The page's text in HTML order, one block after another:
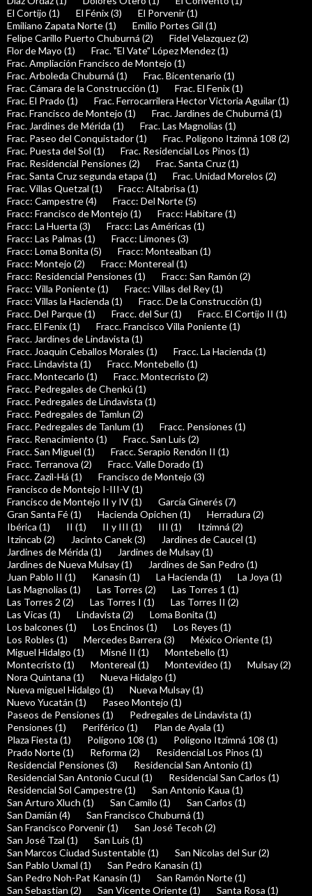
El Cortijo (1)
El Fénix (3)
El Porvenir (1)
Emiliano Zapata Norte (1)
Emilio Portes Gil (1)
Felipe Carillo Puerto Chuburná (2)
Fidel Velazquez (2)
Flor de Mayo (1)
Frac. "El Vate" López Mendez (1)
Frac. Ampliación Francisco de Montejo (1)
Frac. Arboleda Chuburná (1)
Frac. Bicentenario (1)
Frac. Cámara de la Construcción (1)
Frac. El Fenix (1)
Frac. El Prado (1)
Frac. Ferrocarrilera Hector Victoria Aguilar (1)
Frac. Francisco de Montejo (1)
Frac. Jardines de Chuburná (1)
Frac. Jardines de Mérida (1)
Frac. Las Magnolias (1)
Frac. Paseo del Conquistador (1)
Frac. Polígono Itzimná 108 (2)
Frac. Puesta del Sol (1)
Frac. Residencial Los Pinos (1)
Frac. Residencial Pensiones (2)
Frac. Santa Cruz (1)
Frac. Santa Cruz segunda etapa (1)
Frac. Unidad Morelos (2)
Frac. Villas Quetzal (1)
Fracc: Altabrisa (1)
Fracc: Campestre (4)
Fracc: Del Norte (5)
Fracc: Francisco de Montejo (1)
Fracc: Habitare (1)
Fracc: La Huerta (3)
Fracc: Las Américas (1)
Fracc: Las Palmas (1)
Fracc: Limones (3)
Fracc: Loma Bonita (5)
Fracc: Montealban (1)
Fracc: Montejo (2)
Fracc: Montereal (1)
Fracc: Residencial Pensiones (1)
Fracc: San Ramón (2)
Fracc: Villa Poniente (1)
Fracc: Villas del Rey (1)
Fracc: Villas la Hacienda (1)
Fracc. De la Construcción (1)
Fracc. Del Parque (1)
Fracc. del Sur (1)
Fracc. El Cortijo II (1)
Fracc. El Fenix (1)
Fracc. Francisco Villa Poniente (1)
Fracc. Jardines de Lindavista (1)
Fracc. Joaquin Ceballos Morales (1)
Fracc. La Hacienda (1)
Fracc. Lindavista (1)
Fracc. Montebello (1)
Fracc. Montecarlo (1)
Fracc. Montecristo (2)
Fracc. Pedregales de Chenkú (1)
Fracc. Pedregales de Lindavista (1)
Fracc. Pedregales de Tamlun (2)
Fracc. Pedregales de Tanlum (1)
Fracc. Pensiones (1)
Fracc. Renacimiento (1)
Fracc. San Luis (2)
Fracc. San Miguel (1)
Fracc. Serapio Rendón II (1)
Fracc. Terranova (2)
Fracc. Valle Dorado (1)
Fracc. Zazil-Há (1)
Francisco de Montejo (3)
Francisco de Montejo I-III-V (1)
Francisco de Montejo II y IV (1)
García Ginerés (7)
Gran Santa Fé (1)
Hacienda Opichen (1)
Herradura (2)
Ibérica (1)
II (1) II y III (1) III (1)
Itzimná (2)
Itzincab (2)
Jacinto Canek (3)
Jardines de Caucel (1)
Jardines de Mérida (1)
Jardines de Mulsay (1)
Jardines de Nueva Mulsay (1)
Jardines de San Pedro (1)
Juan Pablo II (1)
Kanasín (1) La Hacienda (1)
La Joya (1)
Las Magnolias (1)
Las Torres (2)
Las Torres 1 (1)
Las Torres 2 (2)
Las Torres I (1)
Las Torres II (2)
Las Vicas (1)
Lindavista (2)
Loma Bonita (1)
Los balcones (1)
Los Encinos (1)
Los Reyes (1)
Los Robles (1)
Mercedes Barrera (3)
México Oriente (1)
Miguel Hidalgo (1)
Misné II (1)
Montebello (1)
Montecristo (1)
Montereal (1) Montevideo (1)
Mulsay (2)
Nora Quintana (1)
Nueva Hidalgo (1)
Nueva miguel Hidalgo (1)
Nueva Mulsay (1)
Nuevo Yucatán (1)
Paseo Montejo (1)
Paseos de Pensiones (1)
Pedregales de Lindavista (1)
Pensiones (1)
Periférico (1)
Plan de Ayala (1)
Plaza Fiesta (1)
Polígono 108 (1)
Poligono Itzimná 108 (1)
Prado Norte (1)
Reforma (2)
Residencial Los Pinos (1)
Residencial Pensiones (3)
Residencial San Antonio (1)
Residencial San Antonio Cucul (1)
Residencial San Carlos (1)
Residencial Sol Campestre (1)
San Antonio Kaua (1)
San Arturo Xluch (1)
San Camilo (1)
San Carlos (1)
San Damián (4)
San Francisco Chuburná (1)
San Francisco Porvenir (1)
San José Tecoh (2)
San José Tzal (1)
San Luis (1)
San Marcos Ciudad Sustentable (1)
San Nicolas del Sur (2)
San Pablo Uxmal (1)
San Pedro Kanasin (1)
San Pedro Noh-Pat Kanasín (1)
San Ramón Norte (1)
San Sebastian (2)
San Vicente Oriente (1) Santa Rosa (1)